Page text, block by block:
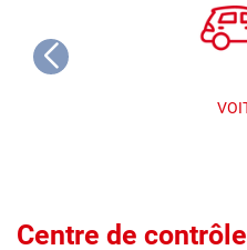
Centre de